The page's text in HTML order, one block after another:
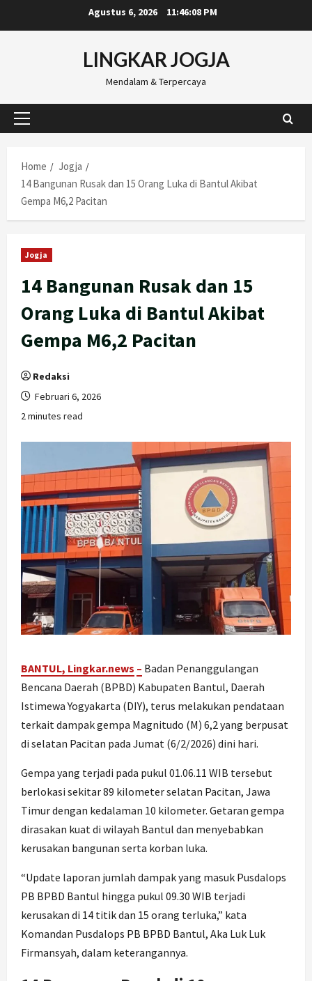
to
Agustus 6, 2026 11:46:09 PM
LINGKAR JOGJA
Mendalam & Terpercaya
Primary
Home
Jogja
14 Bangunan Rusak dan 15 Orang Luka di Bantul Akibat
Gempa M6,2 Pacitan
Jogja
14 Bangunan Rusak dan 15
Orang Luka di Bantul Akibat
Gempa M6,2 Pacitan
Redaksi
Februari 6, 2026
2 minutes read
BANTUL, Lingkar.news – Badan Penanggulangan
Bencana Daerah (BPBD) Kabupaten Bantul, Daerah
Istimewa Yogyakarta (DIY), terus melakukan pendataan
terkait dampak gempa Magnitudo (M) 6,2 yang berpusat
di selatan Pacitan pada Jumat (6/2/2026) dini hari.
Gempa yang terjadi pada pukul 01.06.11 WIB tersebut
berlokasi sekitar 89 kilometer selatan Pacitan, Jawa
Timur dengan kedalaman 10 kilometer. Getaran gempa
dirasakan kuat di wilayah Bantul dan menyebabkan
kerusakan bangunan serta korban luka.
“Update laporan jumlah dampak yang masuk Pusdalops
PB BPBD Bantul hingga pukul 09.30 WIB terjadi
kerusakan di 14 titik dan 15 orang terluka,” kata
Komandan Pusdalops PB BPBD Bantul, Aka Luk Luk
Firmansyah, dalam keterangannya.